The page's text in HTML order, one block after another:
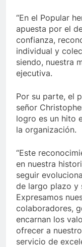
“En el Popular
apuesta por el
confianza,
individual y
siendo, nuestra
ejecutiva.
Por su parte, el
señor
logro es un hito
la organización.
“Este
en nuestra
seguir
de largo plazo y
Expresamos
colaboradores,
encarnan los
ofrecer a
servicio de